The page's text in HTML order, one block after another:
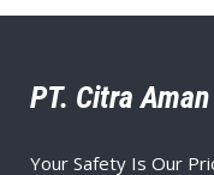
PT. Citra
Your Safety Is Our